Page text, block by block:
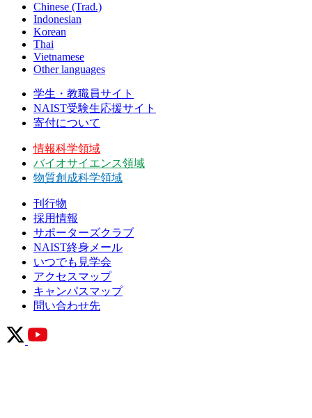
Chinese (Trad.)
Indonesian
Korean
Thai
Vietnamese
Other languages
学生・教職員サイト
NAIST受験生応援サイト
寄付について
情報科学領域
バイオサイエンス領域
物質創成科学領域
刊行物
採用情報
サポーターズクラブ
NAIST終身メール
いつでも見学会
アクセスマップ
キャンパスマップ
問い合わせ先